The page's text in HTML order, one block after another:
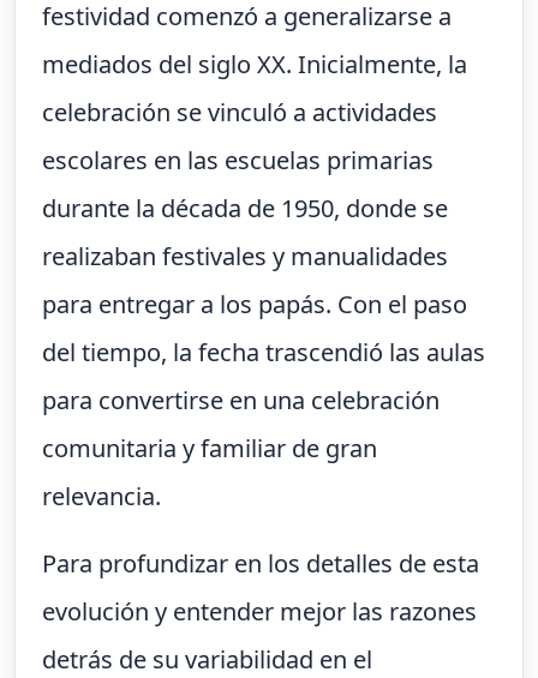
festividad comenzó a generalizarse a
mediados del siglo XX. Inicialmente, la
celebración se vinculó a actividades
escolares en las escuelas primarias
durante la década de 1950, donde se
realizaban festivales y manualidades
para entregar a los papás. Con el paso
del tiempo, la fecha trascendió las aulas
para convertirse en una celebración
comunitaria y familiar de gran
relevancia.
Para profundizar en los detalles de esta
evolución y entender mejor las razones
detrás de su variabilidad en el